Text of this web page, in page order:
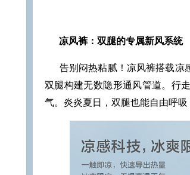
凉风裤：双腿的专属新风系统
告别闷热粘腻！凉风裤搭载凉
双腿构建无数隐形通风管道。行
气。炎炎夏日，双腿也能自由呼